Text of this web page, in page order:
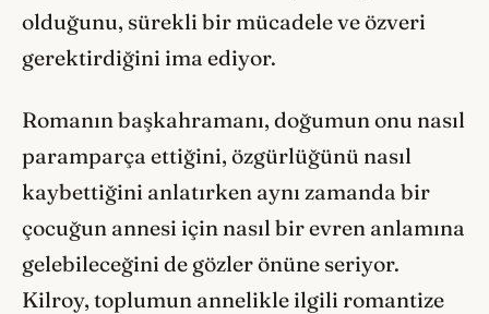
olduğunu, sürekli bir mücadele ve özveri
gerektirdiğini ima ediyor.
Romanın başkahramanı, doğumun onu nasıl
paramparça ettiğini, özgürlüğünü nasıl
kaybettiğini anlatırken aynı zamanda bir
çocuğun annesi için nasıl bir evren anlamına
gelebileceğini de gözler önüne seriyor.
Kilroy, toplumun annelikle ilgili romantize